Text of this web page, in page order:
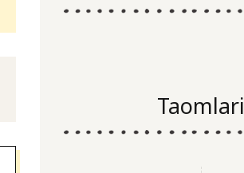
Taomlari